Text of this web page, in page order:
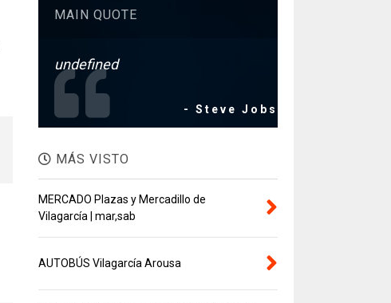
MAIN QUOTE
undefined
- Steve Jobs
MÁS VISTO
MERCADO Plazas y Mercadillo de
Vilagarcía | mar,sab
AUTOBÚS Vilagarcía Arousa